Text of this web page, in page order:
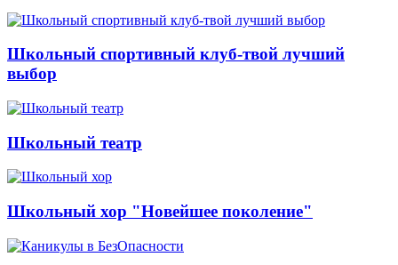
Школьный спортивный клуб-твой лучший
выбор
Школьный театр
Школьный хор "Новейшее поколение"